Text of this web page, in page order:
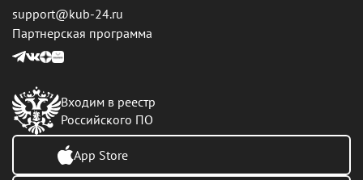
support@kub-24.ru
Партнерская программа
Входим в реестр
Российского ПО
App Store